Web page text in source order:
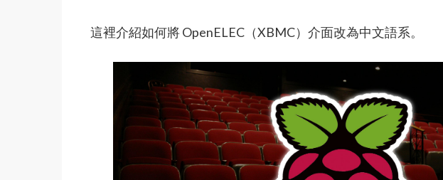
這裡介紹如何將 OpenELEC（XBMC）介面改為中文語系。